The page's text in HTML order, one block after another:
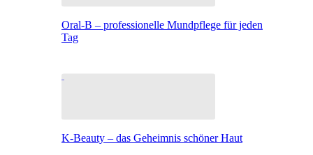
Oral-B – professionelle Mundpflege für jeden
Tag
K-Beauty – das Geheimnis schöner Haut